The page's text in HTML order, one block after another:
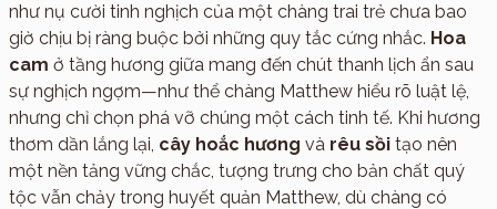
như nụ cười tinh nghịch của một chàng trai trẻ chưa bao
giờ chịu bị ràng buộc bởi những quy tắc cứng nhắc. Hoa
cam ở tầng hương giữa mang đến chút thanh lịch ẩn sau
sự nghịch ngợm—như thể chàng Matthew hiểu rõ luật lệ,
nhưng chỉ chọn phá vỡ chúng một cách tinh tế. Khi hương
thơm dần lắng lại, cây hoắc hương và rêu sồi tạo nên
một nền tảng vững chắc, tượng trưng cho bản chất quý
tộc vẫn chảy trong huyết quản Matthew, dù chàng có